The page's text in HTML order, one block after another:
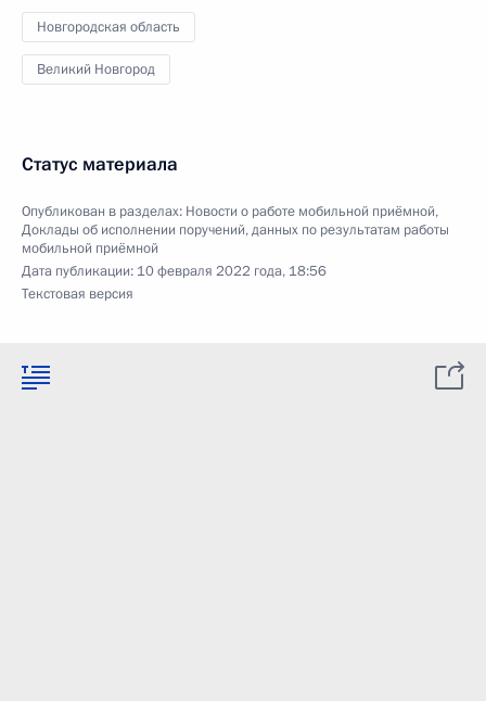
Новгородская область
Великий Новгород
Статус материала
Опубликован в разделах: Новости о работе мобильной приёмной,
Доклады об исполнении поручений, данных по результатам работы
мобильной приёмной
Дата публикации: 10 февраля 2022 года, 18:56
Текстовая версия